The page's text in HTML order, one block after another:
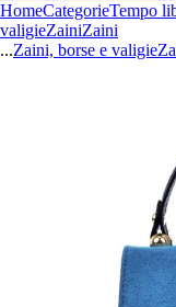
HomeCategorieTempo
valigieZainiZaini
...Zaini, borse e valigie